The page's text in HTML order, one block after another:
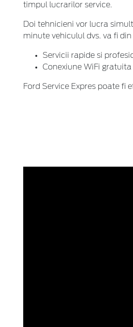
timpul lucrarilor service.
Doi tehnicieni vor lucra
minute vehiculul dvs. va fi
Servicii rapide si
Conexiune WiFi
Ford Service Expres poate